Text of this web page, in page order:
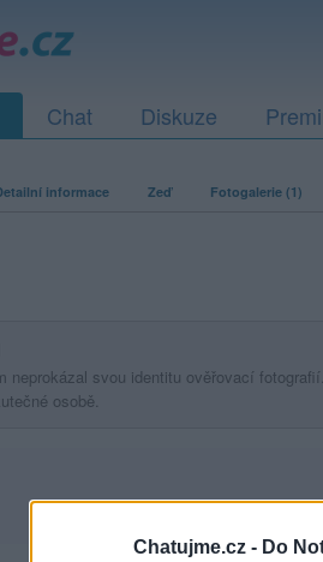
Chatujme.cz - Do
Chat Diskuze
informace Zeď Fotogalerie (1)
neprokázal svou identitu ověřovací
osobě.